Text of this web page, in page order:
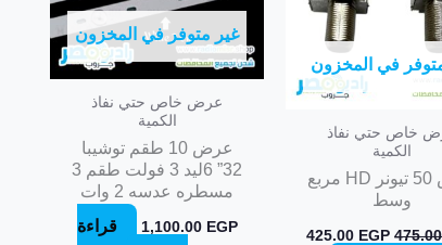
في المخزون
خاص حتي نفاذ
الكمية
عرض 50 تيونر HD مربع
وسط
425.00 EGP
غير متوفر في المخزون
عرض خاص حتي نفاذ
الكمية
عرض 10 طقم توشيبا
32” 6ليد 3 فولت طقم 3
مسطره عدسه 2 وات
1,100.00 EGP
قراءة